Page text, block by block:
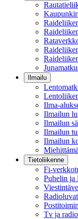
Ilmailu
Ilma-
Ilmailun
Ilmailun
Ilmailun
Ilmailun
Tietoliikenne
Fi-
Puhelin ja
Tv ja radio